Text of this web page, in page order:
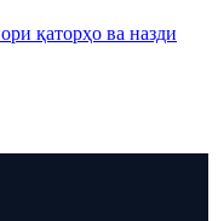
қаторҳо ва назди